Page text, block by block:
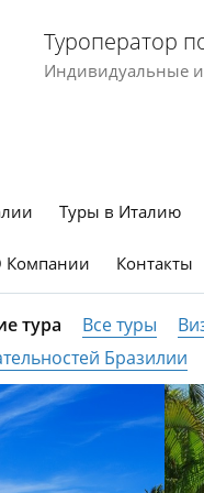
Туроператор
Индивидуальные и
Туры в Италию
Компании Контакты
тура Все туры
Бразилии